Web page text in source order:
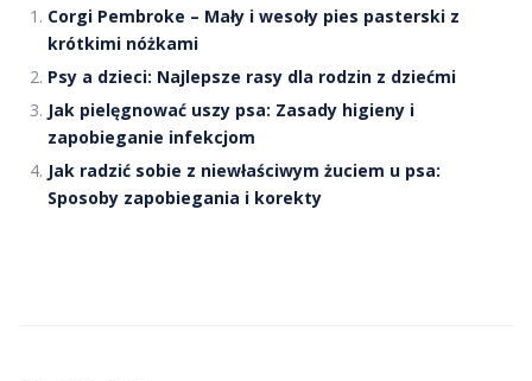
Corgi Pembroke – Mały i wesoły pies pasterski z
krótkimi nóżkami
Psy a dzieci: Najlepsze rasy dla rodzin z dziećmi
Jak pielęgnować uszy psa: Zasady higieny i
zapobieganie infekcjom
Jak radzić sobie z niewłaściwym żuciem u psa:
Sposoby zapobiegania i korekty